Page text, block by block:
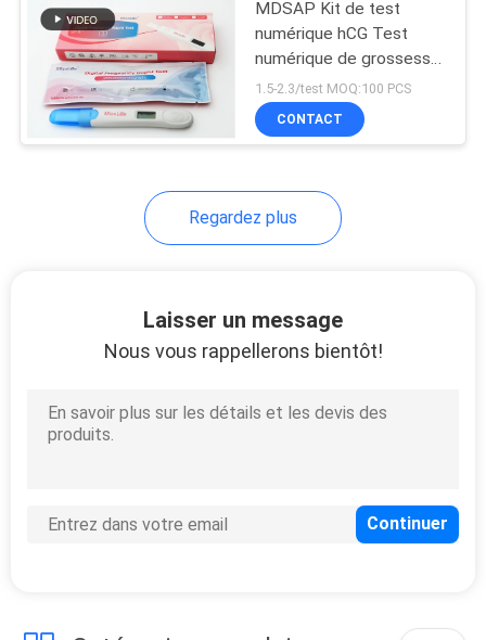
normale
Essai de
MDSAP Kit de test
numérique hCG Test
numérique de grossesse
rapide à domicile
Détection précoce
1.5-2.3/test MOQ:100 PCS
CONTACT
Regardez plus
Laisser un message
Nous vous rappellerons bientôt!